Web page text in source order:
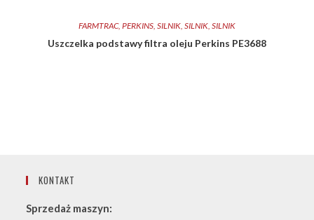
FARMTRAC, PERKINS SILNIK SILNIK SILNIK
Uszczelka podstawy filtra oleju Perkins PE3688
KONTAKT
Sprzedaż maszyn: